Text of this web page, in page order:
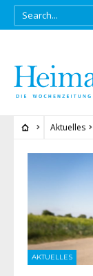
Aktuelles
AKTUELLES